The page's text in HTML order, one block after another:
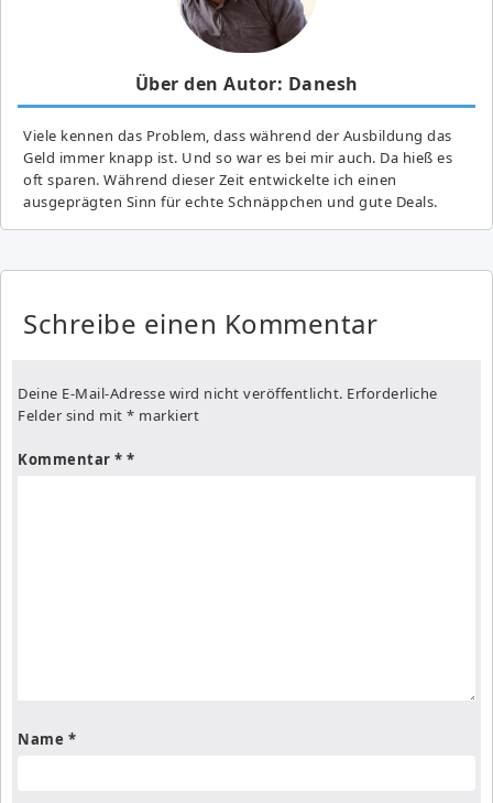
Über den Autor: Danesh
Viele kennen das Problem, dass während der Ausbildung das
Geld immer knapp ist. Und so war es bei mir auch. Da hieß es
oft sparen. Während dieser Zeit entwickelte ich einen
ausgeprägten Sinn für echte Schnäppchen und gute Deals.
Schreibe einen Kommentar
Deine E-Mail-Adresse wird nicht veröffentlicht. Erforderliche
Felder sind mit * markiert
Kommentar *
Name *